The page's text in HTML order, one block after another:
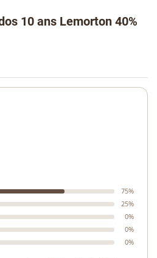
10 ans Lemorton 40%
75%
25%
0%
0%
0%